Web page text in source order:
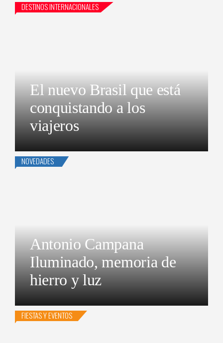
DESTINOS INTERNACIONALES
El nuevo Brasil que está
conquistando a los
viajeros
NOVEDADES
Antonio Campana
Iluminado, memoria de
hierro y luz
FIESTAS Y EVENTOS